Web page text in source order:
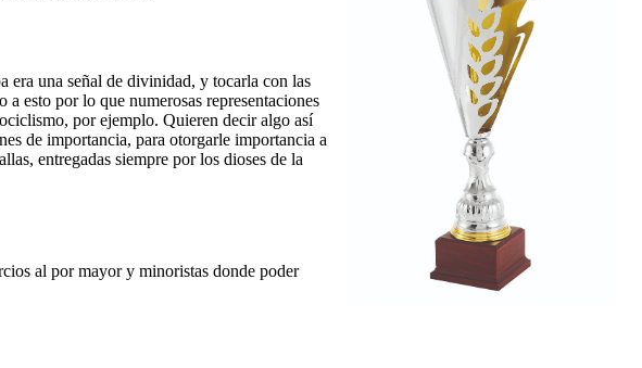
era una señal de divinidad, y tocarla con las
esto por lo que numerosas representaciones
por ejemplo. Quieren decir algo así
de importancia, para otorgarle importancia a
entregadas siempre por los dioses de la
al por mayor y minoristas donde poder